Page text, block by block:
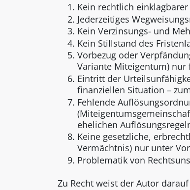
Kein rechtlich
Jederzeitiges
Kein Verzinsungs- und
Kein Stillstand des
Vorbezug oder
Variante Miteigentum)
Eintritt der
finanziellen Situation –
Fehlende
ehelichen
Keine gesetzliche,
Vermächtnis) nur unter
Problematik von
Zu Recht weist der Autor